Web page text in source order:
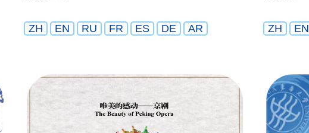
ZH EN RU FR ES DE AR ZH EN